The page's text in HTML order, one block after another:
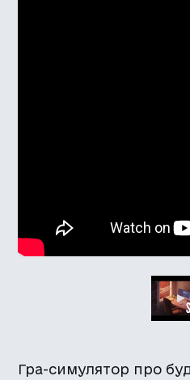
Гра-симулятор про